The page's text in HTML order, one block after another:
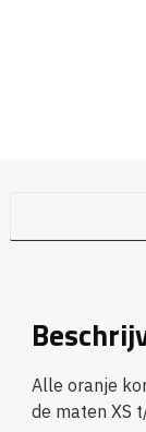
Alle oranje
de maten XS